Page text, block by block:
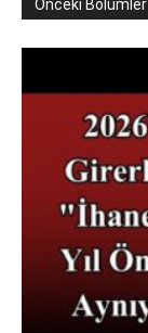
Önceki Bölümler